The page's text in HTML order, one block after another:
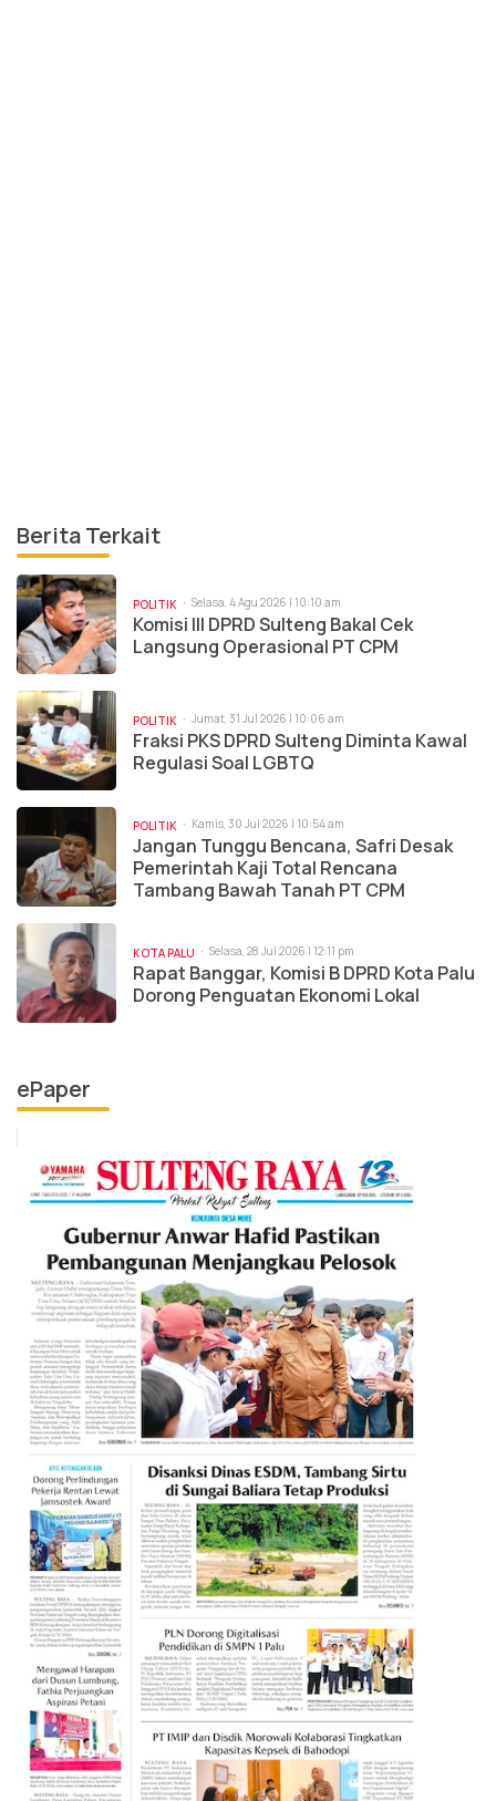
Berita Terkait
POLITIK Selasa, 4 Agu 2026 | 10:10 am
Komisi III DPRD Sulteng Bakal Cek
Langsung Operasional PT CPM
POLITIK Jumat, 31 Jul 2026 | 10:06 am
Fraksi PKS DPRD Sulteng Diminta Kawal
Regulasi Soal LGBTQ
POLITIK Kamis, 30 Jul 2026 | 10:54 am
Jangan Tunggu Bencana, Safri Desak
Pemerintah Kaji Total Rencana
Tambang Bawah Tanah PT CPM
KOTA PALU Selasa, 28 Jul 2026 | 12:11 pm
Rapat Banggar, Komisi B DPRD Kota Palu
Dorong Penguatan Ekonomi Lokal
ePaper